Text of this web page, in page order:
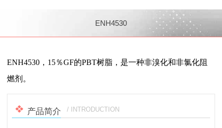
ENH4530
1/1
ENH4530，15％GF的PBT树脂，是一种非溴化和非氯化阻
燃剂。
产品简介 / INTRODUCTION